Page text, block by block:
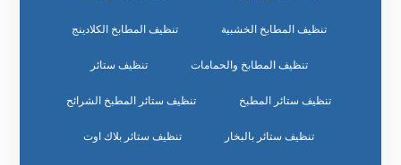
تنظيف المطابخ الخشبية تنظيف المطابخ الكلادينج
تنظيف المطابخ والحمامات تنظيف ستائر
تنظيف ستائر المطبخ تنظيف ستائر المطبخ الشرائح
تنظيف ستائر بالبخار تنظيف ستائر بلاك اوت